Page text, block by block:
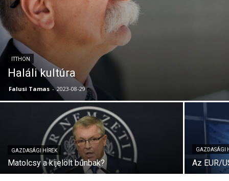
ITTHON
Haláli kultúra
Falusi Tamas - 2023-08-29
GAZDASÁGI HÍREK
Matolcsy a kijelölt bűnbak?
GAZDASÁGI
Az EUR/